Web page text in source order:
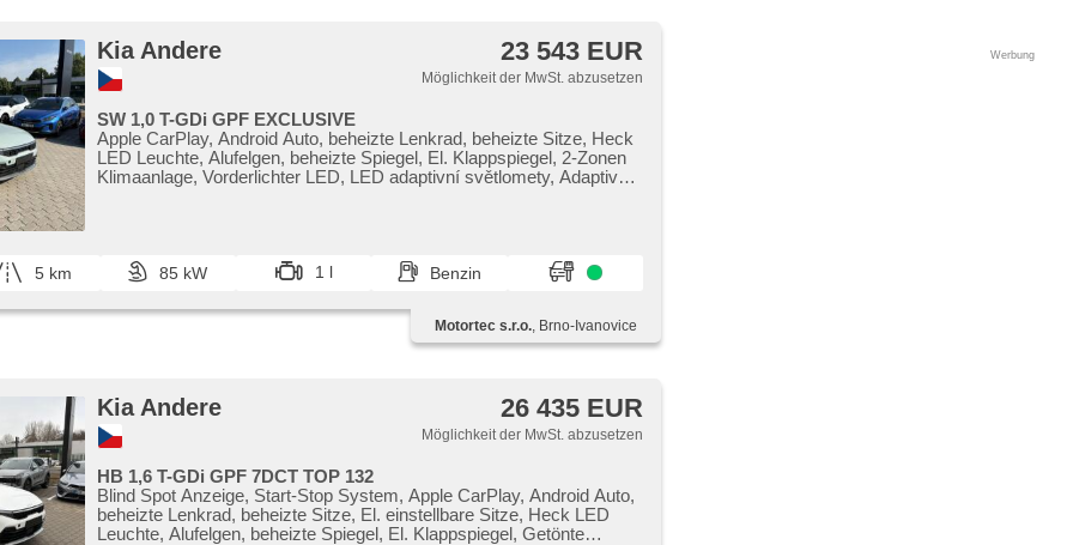
Kia Andere 23 543 EUR
Möglichkeit der MwSt. abzusetzen
SW 1,0 T-GDi GPF EXCLUSIVE
Apple CarPlay, Android Auto, beheizte Lenkrad, beheizte Sitze, Heck
LED Leuchte, Alufelgen, beheizte Spiegel, El. Klappspiegel, 2-Zonen
Klimaanlage, Vorderlichter LED, LED adaptivní světlomety, Adaptive
5 km 85 kW 1 l Benzin
Motortec s.r.o., Brno-Ivanovice
Kia Andere 26 435 EUR
Möglichkeit der MwSt. abzusetzen
HB 1,6 T-GDi GPF 7DCT TOP 132
Blind Spot Anzeige, Start-Stop System, Apple CarPlay, Android Auto,
beheizte Lenkrad, beheizte Sitze, El. einstellbare Sitze, Heck LED
Leuchte, Alufelgen, beheizte Spiegel, El. Klappspiegel, Getönte
Werbung